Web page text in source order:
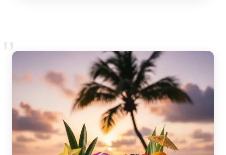
"